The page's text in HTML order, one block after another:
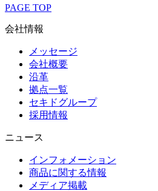
PAGE TOP
会社情報
メッセージ
会社概要
沿革
拠点一覧
セキドグループ
採用情報
ニュース
インフォメーション
商品に関する情報
メディア掲載